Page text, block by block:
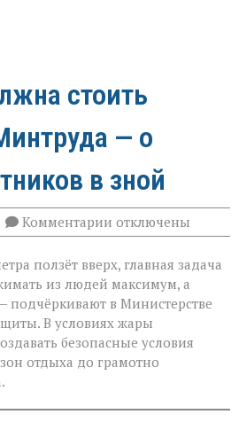
стоить
— о
в зной
Комментарии к
записи
не
должна
стоить
здоровья»:
Минтруда — о
защите
работников
в
отключены
ползёт вверх, главная задача
из людей максимум, а
подчёркивают в Министерстве
В условиях жары
безопасные условия
отдыха до грамотно